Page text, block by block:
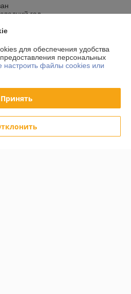
год
до 20:00
работы
для обеспечения удобства
персональных
настроить файлы cookies или
Принять